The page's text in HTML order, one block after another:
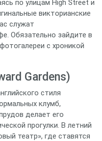
по улицам High Street и
викторианские
служат
Обязательно зайдите в
с хроникой
Gardens)
стиля
клумб,
делает его
прогулки. В летний
театр», где ставятся